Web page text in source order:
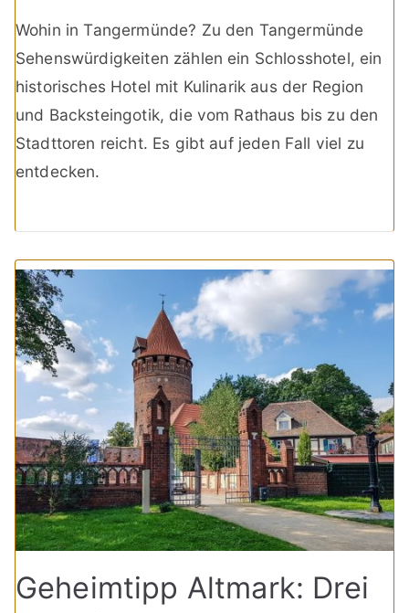
Wohin in Tangermünde? Zu den Tangermünde
Sehenswürdigkeiten zählen ein Schlosshotel, ein
historisches Hotel mit Kulinarik aus der Region
und Backsteingotik, die vom Rathaus bis zu den
Stadttoren reicht. Es gibt auf jeden Fall viel zu
entdecken.
Geheimtipp Altmark: Drei